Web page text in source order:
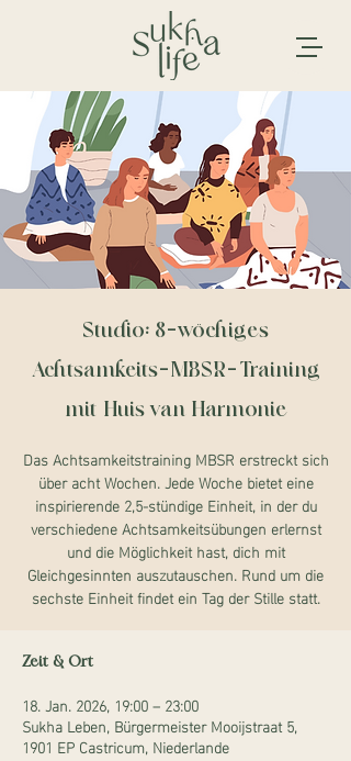
Studio: 8-wöchiges
Achtsamkeits-MBSR-Training
mit Huis van Harmonie
Das Achtsamkeitstraining MBSR erstreckt sich
über acht Wochen. Jede Woche bietet eine
inspirierende 2,5-stündige Einheit, in der du
verschiedene Achtsamkeitsübungen erlernst
und die Möglichkeit hast, dich mit
Gleichgesinnten auszutauschen. Rund um die
sechste Einheit findet ein Tag der Stille statt.
Zeit & Ort
18. Jan. 2026, 19:00 – 23:00
Sukha Leben, Bürgermeister Mooijstraat 5,
1901 EP Castricum, Niederlande